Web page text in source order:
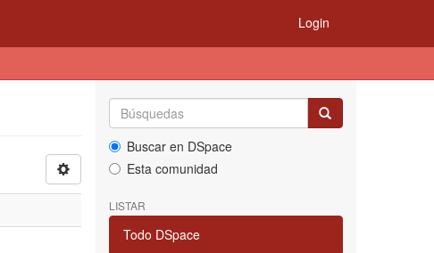
Login
Buscar en DSpace
Esta comunidad
LISTAR
Todo DSpace